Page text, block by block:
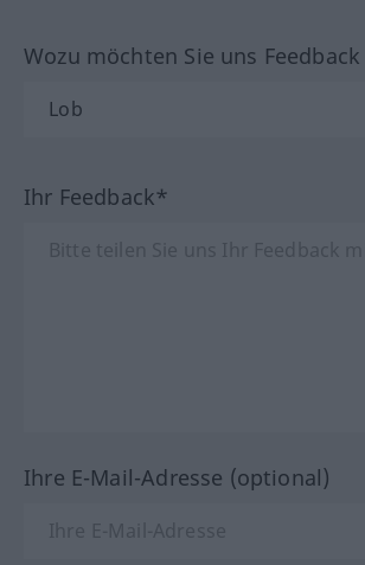
Wozu möchten Sie uns
Ihr Feedback*
Ihre E-Mail-Adresse (optional)